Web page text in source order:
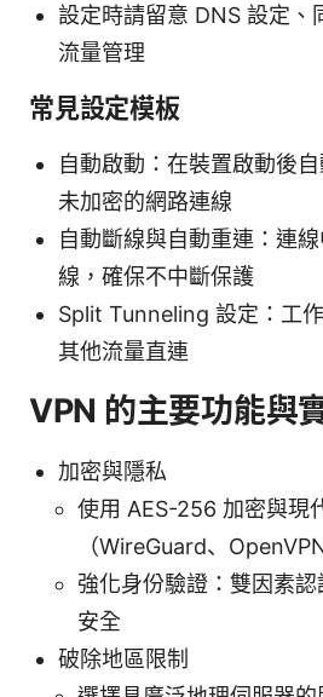
設定時請留意 DNS 設定、
流量管理
常見設定模板
自動啟動：在裝置啟動後
未加密的網路連線
自動斷線與自動重連：連
線，確保不中斷保護
Split Tunneling 設定：工
其他流量直連
VPN 的主要功能與
加密與隱私
使用 AES-256 加密與現
（WireGuard、OpenVPN
強化身份驗證：雙因素
安全
破除地區限制